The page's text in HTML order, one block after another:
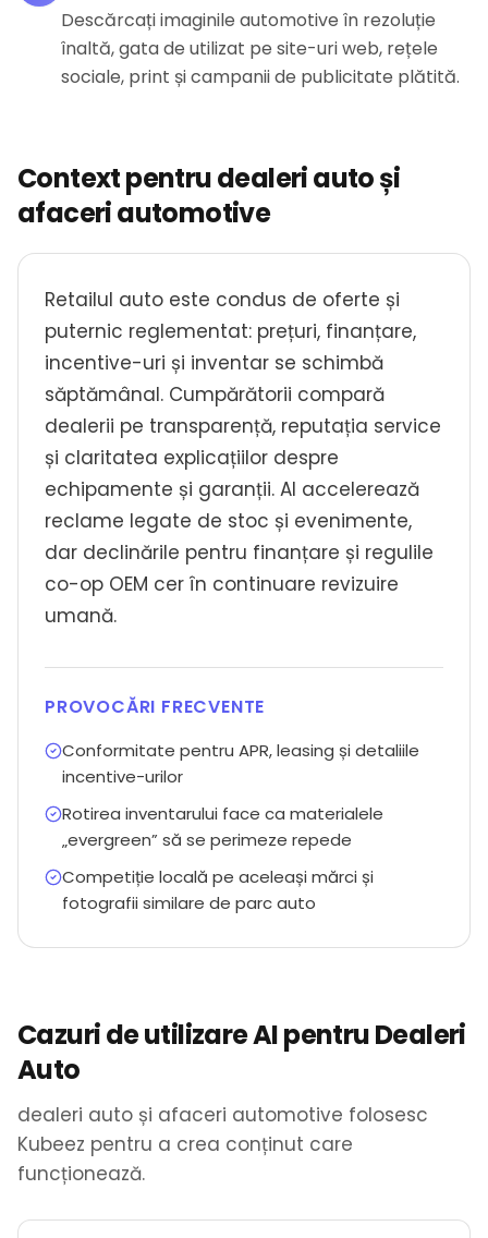
Descărcați imaginile automotive în rezoluție
înaltă, gata de utilizat pe site-uri web, rețele
sociale, print și campanii de publicitate plătită.
Context pentru dealeri auto și
afaceri automotive
Retailul auto este condus de oferte și
puternic reglementat: prețuri, finanțare,
incentive-uri și inventar se schimbă
săptămânal. Cumpărătorii compară
dealerii pe transparență, reputația service
și claritatea explicațiilor despre
echipamente și garanții. AI accelerează
reclame legate de stoc și evenimente,
dar declinările pentru finanțare și regulile
co-op OEM cer în continuare revizuire
umană.
PROVOCĂRI FRECVENTE
Conformitate pentru APR, leasing și detaliile
incentive-urilor
Rotirea inventarului face ca materialele
„evergreen” să se perimeze repede
Competiție locală pe aceleași mărci și
fotografii similare de parc auto
Cazuri de utilizare AI pentru Dealeri
Auto
dealeri auto și afaceri automotive folosesc
Kubeez pentru a crea conținut care
funcționează.